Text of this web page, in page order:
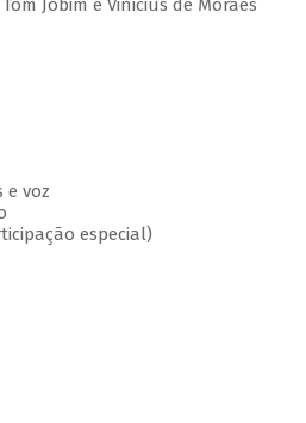
Jobim e Vinicius de Moraes
e voz
especial)